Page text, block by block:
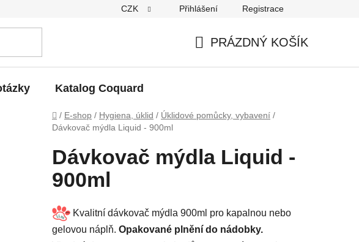
CZK Přihlášení Registrace
PRÁZDNÝ KOŠÍK
Katalog Coquard
Domů
/ E-shop / Hygiena, úklid / Úklidové pomůcky, vybavení /
Dávkovač mýdla Liquid - 900ml
Dávkovač mýdla Liquid -
900ml
Kvalitní dávkovač mýdla 900ml pro kapalnou nebo
gelovou náplň. Opakované plnění do nádobky.